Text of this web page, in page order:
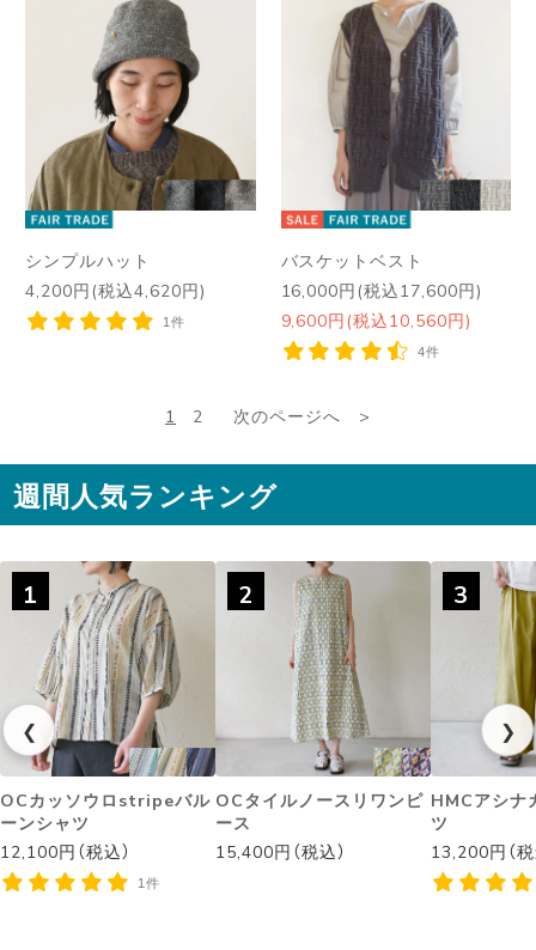
シンプルハット
4,200円(税込4,620円)
1件
バスケットベスト
16,000円(税込17,600円)
9,600円(税込10,560円)
4件
1 2 次のページへ
週間人気ランキング
❮
1
OCカッソウロstripeバル
ーンシャツ
12,100円（税込）
1件
2
OCタイルノースリワンピ
ース
15,400円（税込）
3
HMCアシナ
ツ
13,200円（税
❯